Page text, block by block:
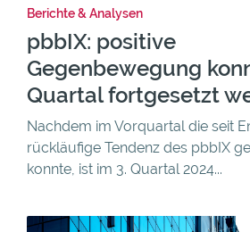
Berichte & Analysen
pbbIX: positive
Gegenbewegung
Quartal fortgesetzt
Nachdem im Vorquartal die seit
rückläufige Tendenz des pbbIX
konnte, ist im 3. Quartal 2024...